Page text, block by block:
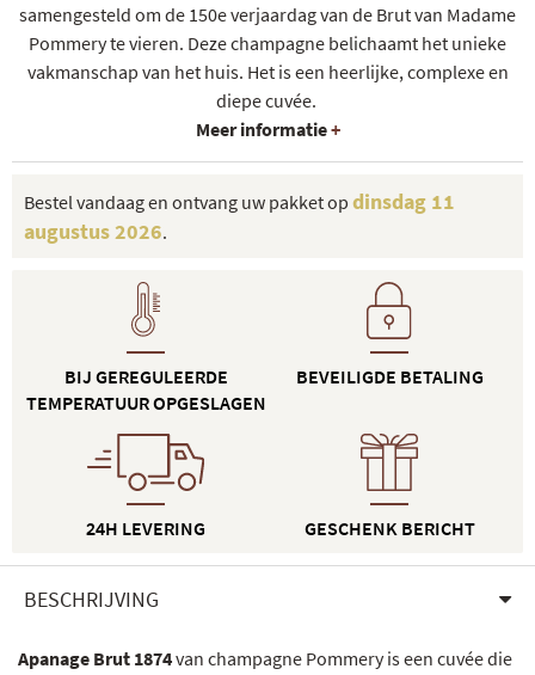
samengesteld om de 150e verjaardag van de Brut van Madame
Pommery te vieren. Deze champagne belichaamt het unieke
vakmanschap van het huis. Het is een heerlijke, complexe en
diepe cuvée.
Meer informatie+
Bestel vandaag en ontvang uw pakket op dinsdag 11
augustus 2026.
BIJ GEREGULEERDE
TEMPERATUUR OPGESLAGEN
24H LEVERING
BEVEILIGDE BETALING
GESCHENK BERICHT
BESCHRIJVING
Apanage Brut 1874van champagne Pommery is een cuvée die